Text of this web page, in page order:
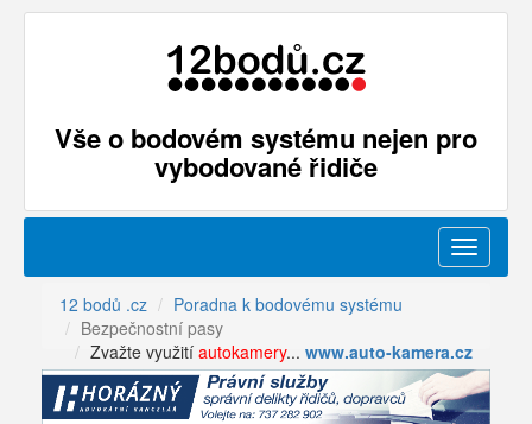
Vše o bodovém systému nejen pro
vybodované řidiče
Menu
12 bodů .cz
Poradna k bodovému systému
Bezpečnostní pasy
Zvažte využití autokamery... www.auto-kamera.cz